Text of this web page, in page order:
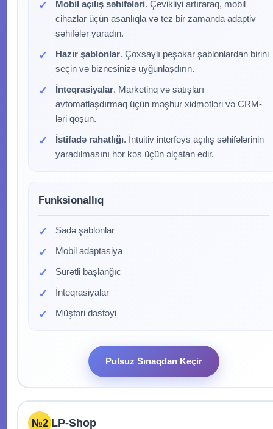
Mobil açılış səhifələri. Çevikliyi artıraraq, mobil
cihazlar üçün asanlıqla və tez bir zamanda adaptiv
səhifələr yaradın.
Hazır şablonlar. Çoxsaylı peşəkar şablonlardan birini
seçin və biznesinizə uyğunlaşdırın.
İnteqrasiyalar. Marketinq və satışları
avtomatlaşdırmaq üçün məşhur xidmətləri və CRM-
ləri qoşun.
İstifadə rahatlığı. İntuitiv interfeys açılış səhifələrinin
yaradılmasını hər kəs üçün əlçatan edir.
Funksionallıq
Sadə şablonlar
Mobil adaptasiya
Sürətli başlanğıc
İnteqrasiyalar
Müştəri dəstəyi
Pulsuz Sınaqdan Keçir
№2 LP-Shop